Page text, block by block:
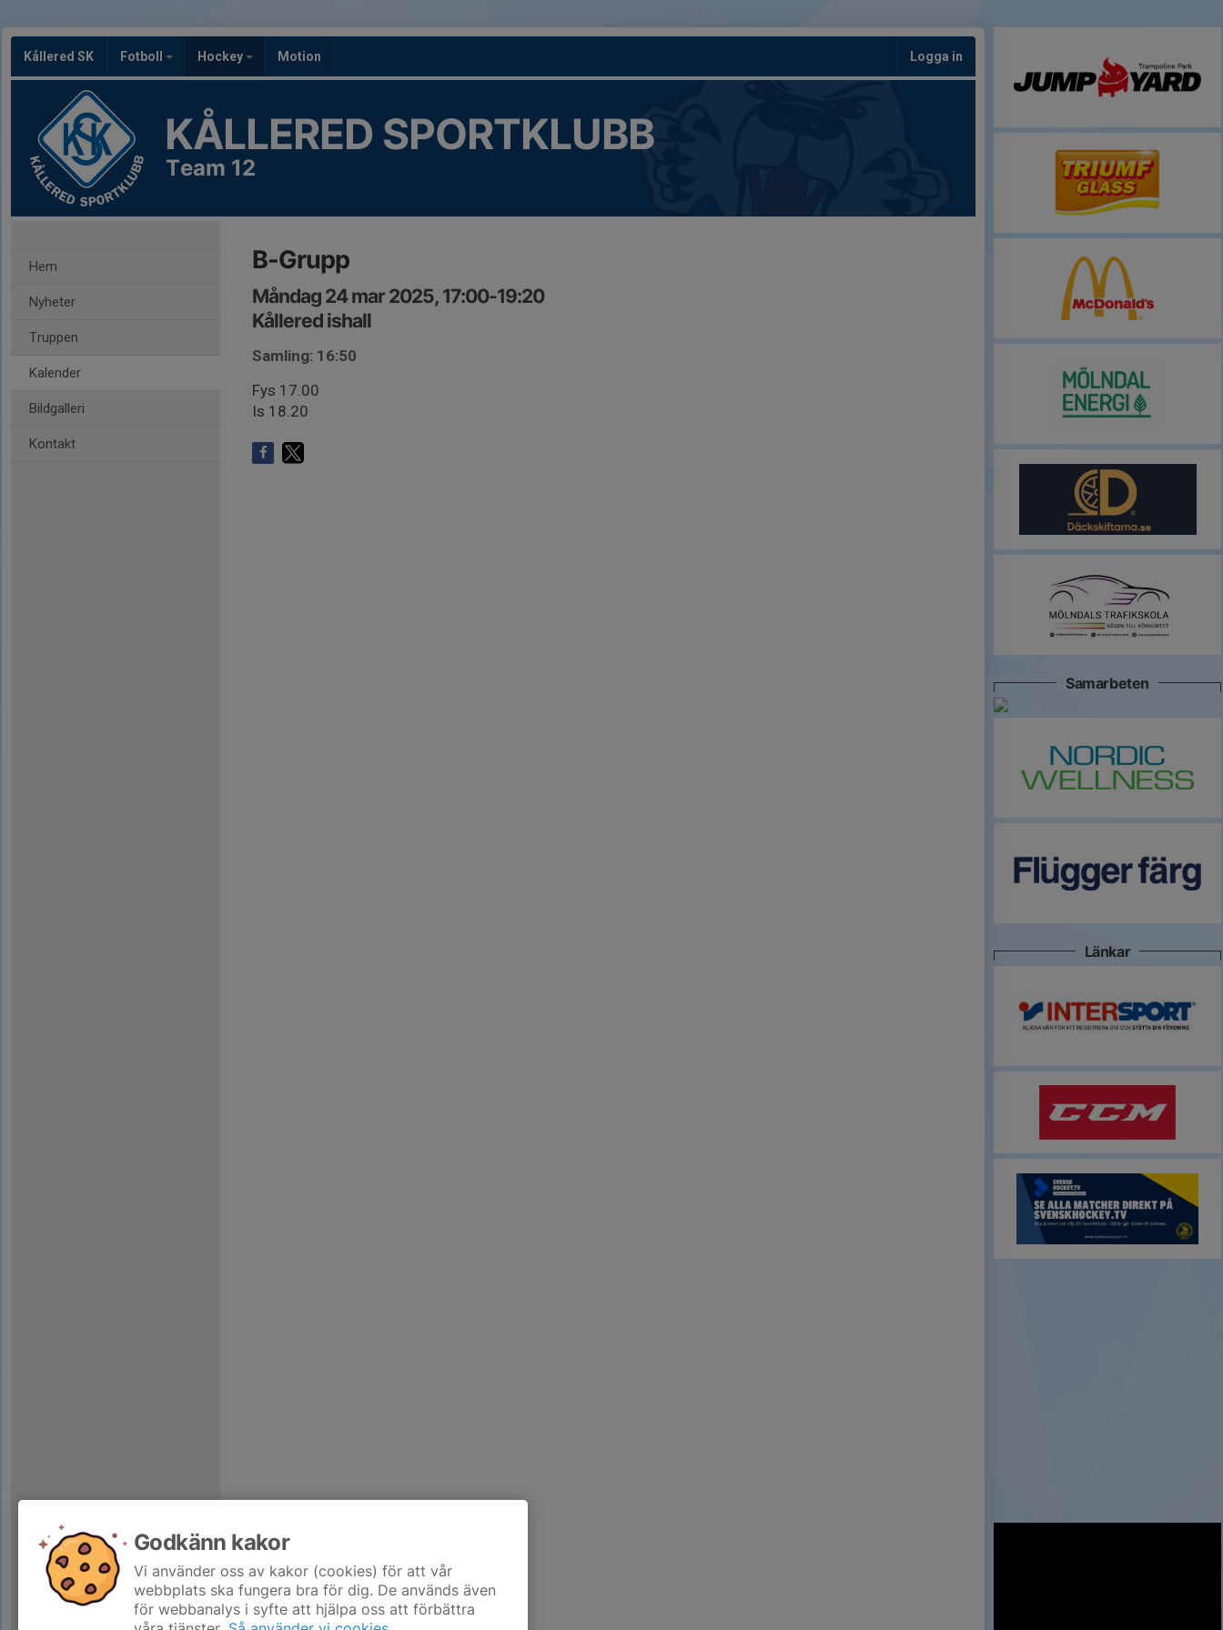
Kållered SK Fotboll Hockey Motion Logga in
KÅLLERED SPORTKLUBB
Team 12
Hem
Nyheter
Truppen
Kalender
Bildgalleri
Kontakt
B-Grupp
Måndag 24 mar 2025, 17:00-19:20
Kållered ishall
Samling: 16:50
Fys 17.00
Is 18.20
Samarbeten
Länkar
Godkänn kakor
Vi använder oss av kakor (cookies) för att vår
webbplats ska fungera bra för dig. De används även
för webbanalys i syfte att hjälpa oss att förbättra